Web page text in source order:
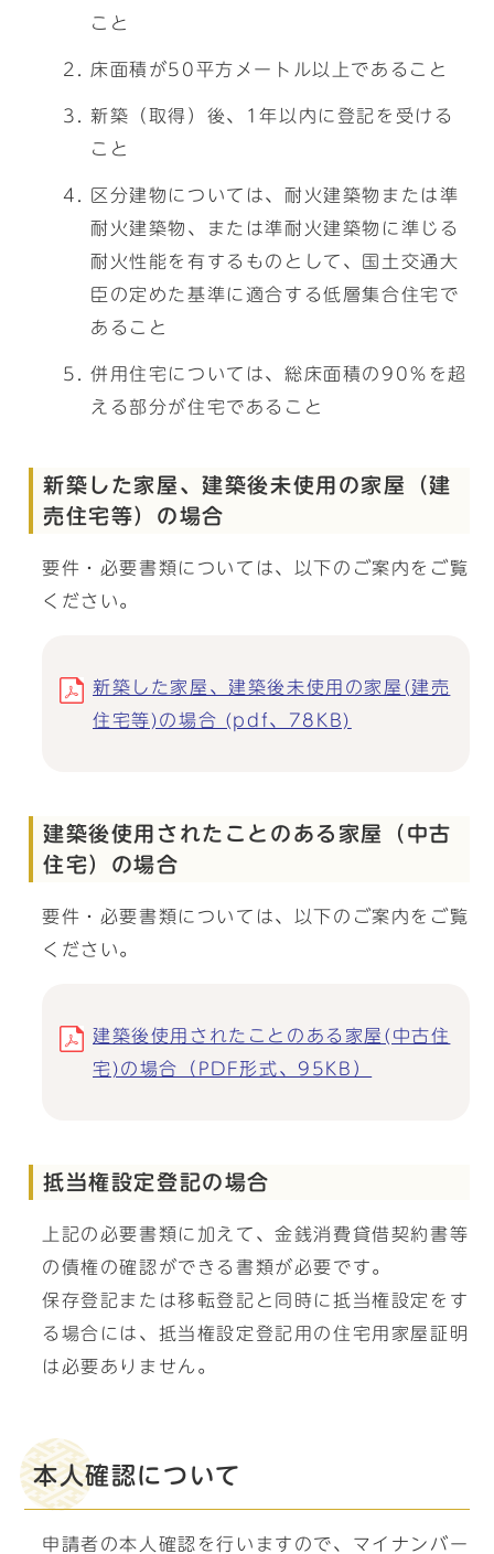
こと
床面積が50平方メートル以上であること
新築（取得）後、1年以内に登記を受ける
こと
区分建物については、耐火建築物または準
耐火建築物、または準耐火建築物に準じる
耐火性能を有するものとして、国土交通大
臣の定めた基準に適合する低層集合住宅で
あること
併用住宅については、総床面積の90％を超
える部分が住宅であること
新築した家屋、建築後未使用の家屋（建
売住宅等）の場合
要件・必要書類については、以下のご案内をご覧
ください。
新築した家屋、建築後未使用の家屋(建売
住宅等)の場合 (pdf、78KB)
建築後使用されたことのある家屋（中古
住宅）の場合
要件・必要書類については、以下のご案内をご覧
ください。
建築後使用されたことのある家屋(中古住
宅)の場合（PDF形式、95KB）
抵当権設定登記の場合
上記の必要書類に加えて、金銭消費貸借契約書等
の債権の確認ができる書類が必要です。
保存登記または移転登記と同時に抵当権設定をす
る場合には、抵当権設定登記用の住宅用家屋証明
は必要ありません。
本人確認について
申請者の本人確認を行いますので、マイナンバー